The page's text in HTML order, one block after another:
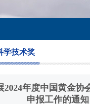
学技术奖
2024年度中国黄金协
申报工作的通知